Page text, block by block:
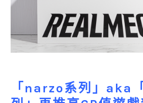
「narzo系列」aka